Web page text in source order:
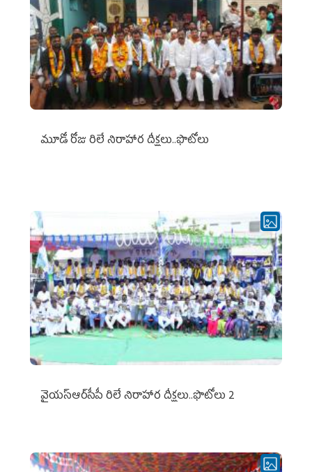
మూడో రోజు రిలే నిరాహార దీక్షలు..ఫొటోలు
వైయ‌స్ఆర్‌సీపీ రిలే నిరాహార దీక్షలు..ఫొటోలు 2